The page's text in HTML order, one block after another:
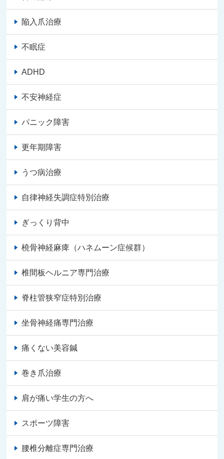
陥入爪治療
不眠症
ADHD
不安神経症
パニック障害
更年期障害
うつ病治療
自律神経失調症特別治療
ぎっくり背中
橈骨神経麻痺（ハネムーン症候群）
椎間板ヘルニア専門治療
脊柱管狭窄症特別治療
坐骨神経痛専門治療
痛くない美容鍼
巻き爪治療
肩が痛い学生の方へ
スポーツ障害
腰椎分離症専門治療